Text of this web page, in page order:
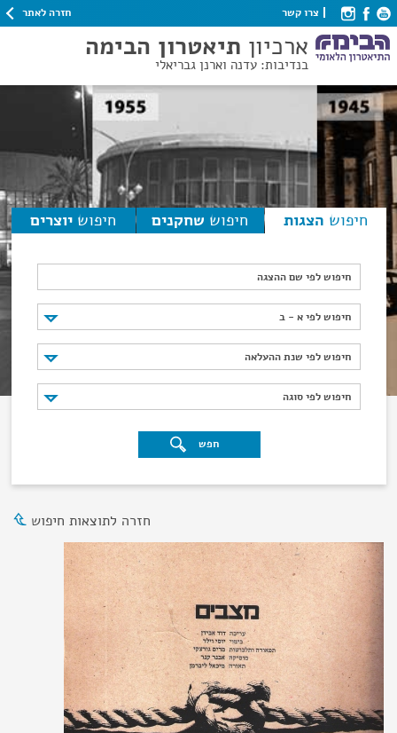
צרו קשר חזרה לאתר
ארכיון תיאטרון הבימה
בנדיבות: עדנה וארנן גבריאלי
חיפוש הצגות חיפוש שחקנים חיפוש יוצרים
חיפוש לפי שם ההצגה
חיפוש לפי א - ב
חיפוש לפי א - ב
חיפוש לפי שנת ההעלאה
חיפוש לפי שנת ההעלאה
חיפוש לפי סוגה
חיפוש לפי סוגה
חפש
חזרה לתוצאות חיפוש